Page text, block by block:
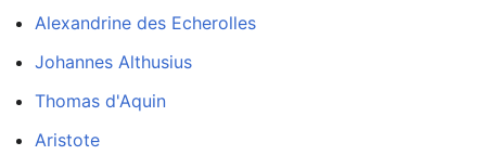
Alexandrine des Echerolles
Johannes Althusius
Thomas d'Aquin
Aristote